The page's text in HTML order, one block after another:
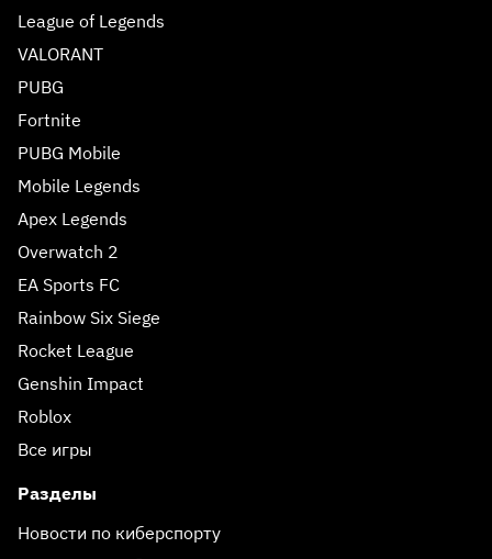
League of Legends
VALORANT
PUBG
Fortnite
PUBG Mobile
Mobile Legends
Apex Legends
Overwatch 2
EA Sports FC
Rainbow Six Siege
Rocket League
Genshin Impact
Roblox
Все игры
Разделы
Новости по киберспорту